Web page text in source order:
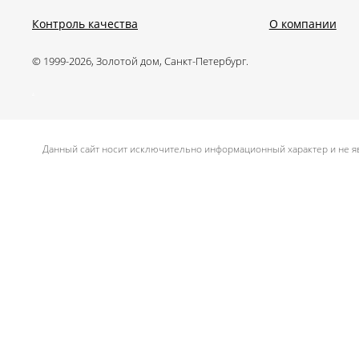
Контроль качества О компании
© 1999-2026, Золотой дом, Санкт-Петербург.
Данный сайт носит исключительно информационный характер и не